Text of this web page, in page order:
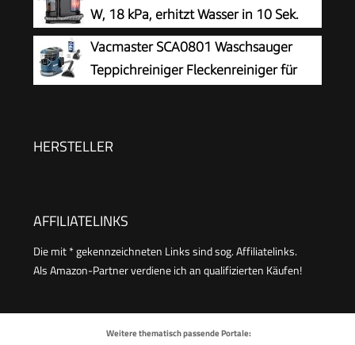
W, 18 kPa, erhitzt Wasser in 10 Sek.
Vacmaster SCA0801 Waschsauger
Teppichreiniger Fleckenreiniger für
Saugkraft Wasser Waschen Dekontamination |
HERSTELLER
AFFILIATELINKS
Die mit * gekennzeichneten Links sind sog. Affiliatelinks.
Als Amazon-Partner verdiene ich an qualifizierten Käufen!
Weitere thematisch passende Portale: